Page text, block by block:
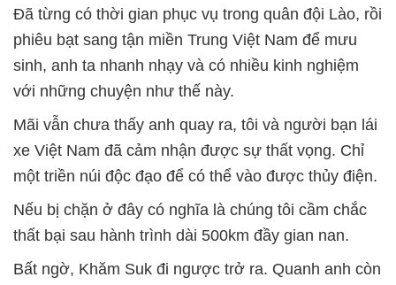
Đã từng có thời gian phục vụ trong quân đội Lào, rồi
phiêu bạt sang tận miền Trung Việt Nam để mưu
sinh, anh ta nhanh nhạy và có nhiều kinh nghiệm
với những chuyện như thế này.
Mãi vẫn chưa thấy anh quay ra, tôi và người bạn lái
xe Việt Nam đã cảm nhận được sự thất vọng. Chỉ
một triền núi độc đạo để có thể vào được thủy điện.
Nếu bị chặn ở đây có nghĩa là chúng tôi cầm chắc
thất bại sau hành trình dài 500km đầy gian nan.
Bất ngờ, Khăm Suk đi ngược trở ra. Quanh anh còn